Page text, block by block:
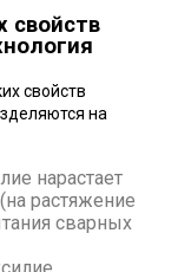
свойств
свойств
на
нарастает
растяжение
сварных